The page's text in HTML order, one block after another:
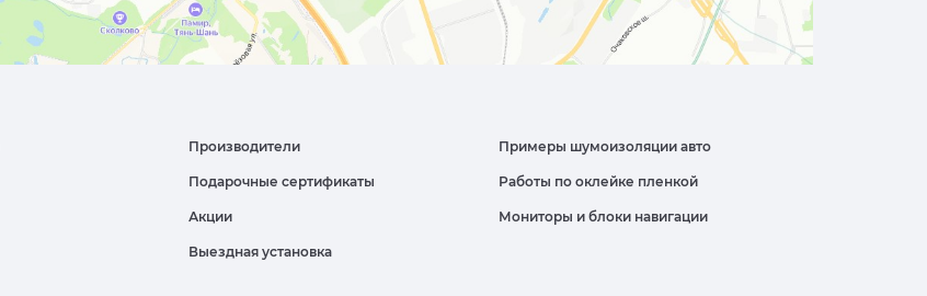
Производители
Подарочные сертификаты
Акции
Выездная установка
Примеры шумоизоляции авто
Работы по оклейке пленкой
Мониторы и блоки навигации